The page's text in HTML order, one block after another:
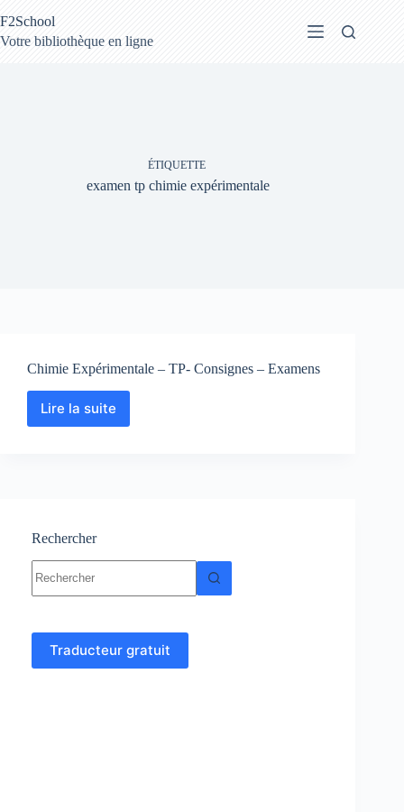
au
contenu
F2School
Votre bibliothèque en ligne
ÉTIQUETTE
examen tp chimie expérimentale
Chimie Expérimentale – TP- Consignes – Examens
Lire la suite
Chimie
Rechercher
résultat
Traducteur gratuit